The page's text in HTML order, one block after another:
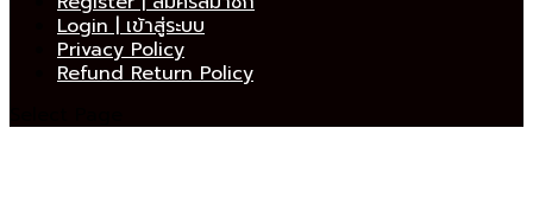
Login | เข้าสู่ระบบ
Privacy Policy
Refund Return Policy